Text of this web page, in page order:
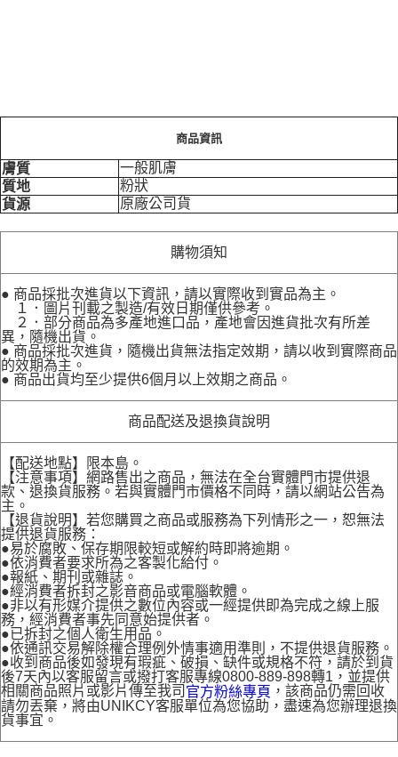
商品資訊
膚質
一般肌膚
質地
粉狀
貨源
原廠公司貨
購物須知
● 商品採批次進貨以下資訊，請以實際收到實品為主。
１．圖片刊載之製造/有效日期僅供參考。
２．部分商品為多產地進口品，產地會因進貨批次有所差
異，隨機出貨。
● 商品採批次進貨，隨機出貨無法指定效期，請以收到實際商品
的效期為主。
● 商品出貨均至少提供6個月以上效期之商品。
商品配送及退換貨說明
【配送地點】限本島。
【注意事項】網路售出之商品，無法在全台實體門市提供退
款、退換貨服務。若與實體門市價格不同時，請以網站公告為
主。
【退貨說明】若您購買之商品或服務為下列情形之一，恕無法
提供退貨服務：
●易於腐敗、保存期限較短或解約時即將逾期。
●依消費者要求所為之客製化給付。
●報紙、期刊或雜誌。
●經消費者拆封之影音商品或電腦軟體。
●非以有形媒介提供之數位內容或一經提供即為完成之線上服
務，經消費者事先同意始提供者。
●已拆封之個人衛生用品。
●依通訊交易解除權合理例外情事適用準則，不提供退貨服務。
●收到商品後如發現有瑕疵、破損、缺件或規格不符，請於到貨
後7天內以客服留言或撥打客服專線0800-889-898轉1，並提供
相關商品照片或影片傳至我司 官方粉絲專頁 ，該商品仍需回收
請勿丟棄，將由UNIKCY客服單位為您協助，盡速為您辦理退換
貨事宜。